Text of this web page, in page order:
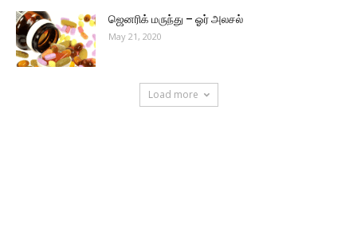
ஜெனரிக் மருந்து – ஓர் அலசல்
May 21, 2020
Load more